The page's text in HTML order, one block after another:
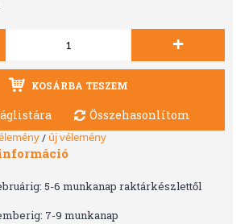
+
KOSÁRBA TESZEM
Összehasonlítom
/ új vélemény
5-6 munkanap raktárkészlettől
7-9 munkanap